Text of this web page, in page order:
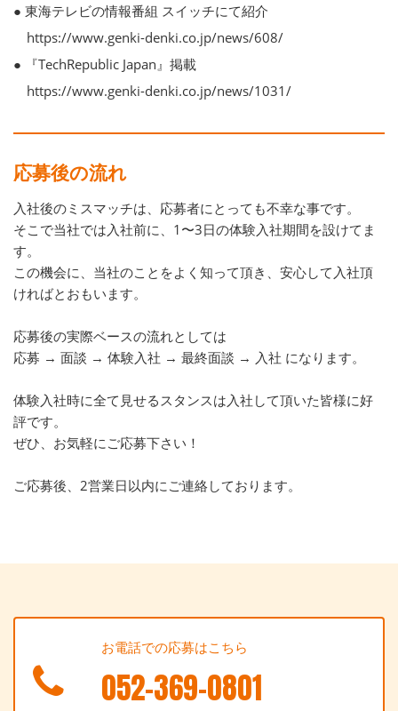
● 東海テレビの情報番組 スイッチにて紹介
https://www.genki-denki.co.jp/news/608/
● 『TechRepublic Japan』掲載
https://www.genki-denki.co.jp/news/1031/
応募後の流れ
入社後のミスマッチは、応募者にとっても不幸な事です。
そこで当社では入社前に、1〜3日の体験入社期間を設けてま
す。
この機会に、当社のことをよく知って頂き、安心して入社頂
ければとおもいます。
応募後の実際ベースの流れとしては
応募 → 面談 → 体験入社 → 最終面談 → 入社 になります。
体験入社時に全て見せるスタンスは入社して頂いた皆様に好
評です。
ぜひ、お気軽にご応募下さい！
ご応募後、2営業日以内にご連絡しております。
お電話での応募はこちら
052-369-0801